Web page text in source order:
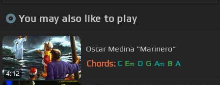
You may also like to play
4:12
Oscar Medina "Marinero"
Chords: C Em D G Am B A